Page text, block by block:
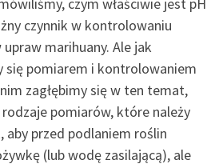
czym właściwie jest pH
czynnik w kontrolowaniu
marihuany. Ale jak
się pomiarem i kontrolowaniem
zagłębimy się w ten temat,
pomiarów, które należy
aby przed podlaniem roślin
(lub wodę zasilającą), ale